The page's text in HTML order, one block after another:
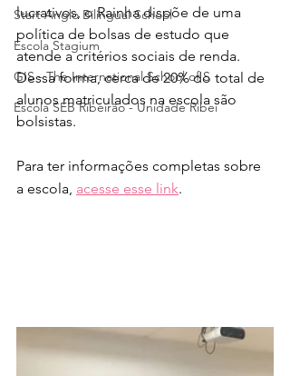
Start Anglo Bilingual School
Escola Stagium
GIS - The International School of S
Escola SEB Ribeirão - Unidade Ribei
lucrativos, o Rainha dispõe de uma
política de bolsas de estudo que
atende a critérios sociais de renda.
Dessa forma, cerca de 20% do total de
alunos matriculados na escola são
bolsistas.
Para ter informações completas sobre
a escola, acesse esse link.